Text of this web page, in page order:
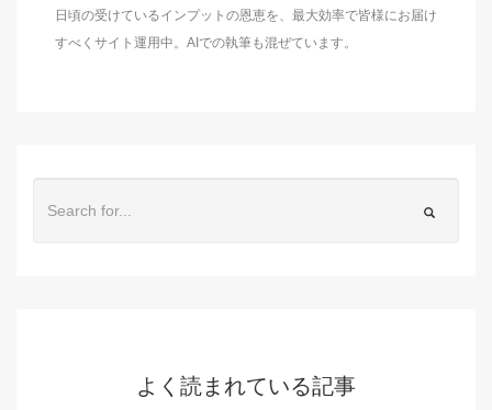
日頃の受けているインプットの恩恵を、最大効率で皆様にお届け
すべくサイト運用中。AIでの執筆も混ぜています。
よく読まれている記事